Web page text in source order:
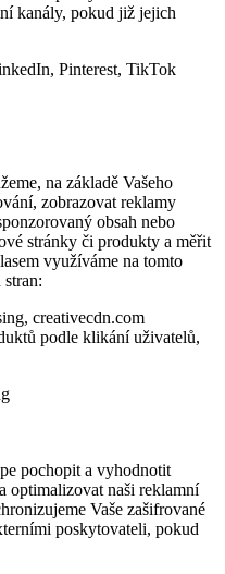
kanály, pokud již jejich
Pinterest, TikTok
na základě Vašeho
zobrazovat reklamy
obsah nebo
stránky či produkty a měřit
využíváme na tomto
creativecdn.com
podle klikání uživatelů,
pochopit a vyhodnotit
optimalizovat naši reklamní
Vaše zašifrované
poskytovateli, pokud